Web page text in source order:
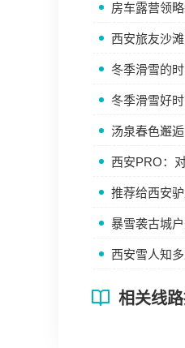
房车露营领
西安旅友沙
冬季滑雪的
冬季滑雪好
汤泉春色邂
西安PRO：
推荐给西安
暴雪袭古城
西安雪人知
相关线